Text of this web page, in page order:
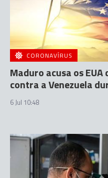
CORONAVÍRUS
Maduro acusa os
contra a Venezuela
6 Jul 10:48